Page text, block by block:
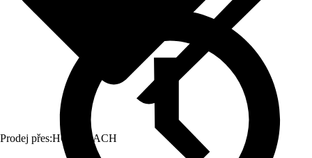
Prodej přes:HORNBACH